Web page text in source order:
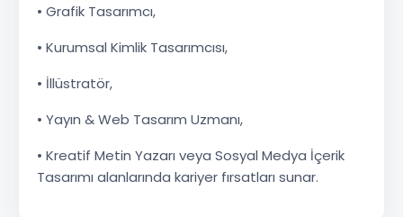
• Grafik Tasarımcı,
• Kurumsal Kimlik Tasarımcısı,
• İllüstratör,
• Yayın & Web Tasarım Uzmanı,
• Kreatif Metin Yazarı veya Sosyal Medya İçerik
Tasarımı alanlarında kariyer fırsatları sunar.